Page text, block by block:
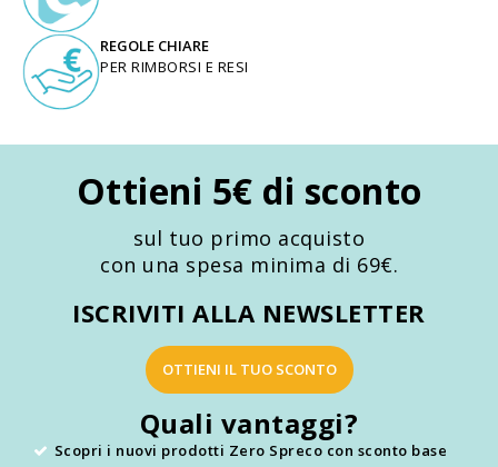
REGOLE CHIARE
PER RIMBORSI E RESI
Ottieni 5€ di sconto
sul tuo primo acquisto
con una spesa minima di 69€.
ISCRIVITI ALLA NEWSLETTER
OTTIENI IL TUO SCONTO
Quali vantaggi?
Scopri i nuovi prodotti Zero Spreco con sconto base